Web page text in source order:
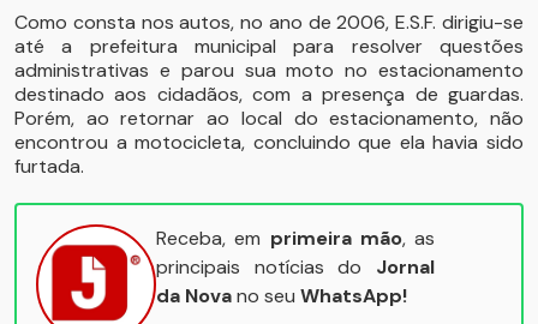
Como consta nos autos, no ano de 2006, E.S.F. dirigiu-se
até a prefeitura municipal para resolver questões
administrativas e parou sua moto no estacionamento
destinado aos cidadãos, com a presença de guardas.
Porém, ao retornar ao local do estacionamento, não
encontrou a motocicleta, concluindo que ela havia sido
furtada.
Receba, em primeira mão, as
principais notícias do Jornal
da Novano seu WhatsApp!